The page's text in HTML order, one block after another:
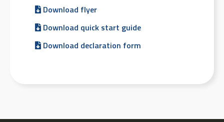
Download flyer
Download quick start guide
Download declaration form